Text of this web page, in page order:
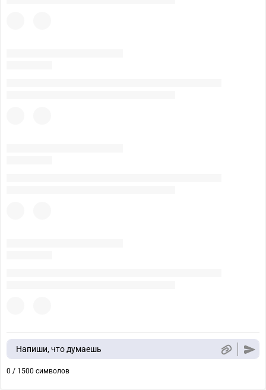
Напиши, что думаешь
0 / 1500 символов